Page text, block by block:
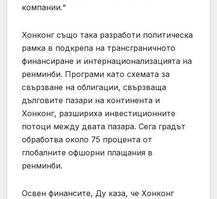
компании.“
Хонконг също така разработи политическа
рамка в подкрепа на трансграничното
финансиране и интернационализацията на
ренминби. Програми като схемата за
свързване на облигации, свързваща
дълговите пазари на континента и
Хонконг, разшириха инвестиционните
потоци между двата пазара. Сега градът
обработва около 75 процента от
глобалните офшорни плащания в
ренминби.
Освен финансите, Ду каза, че Хонконг